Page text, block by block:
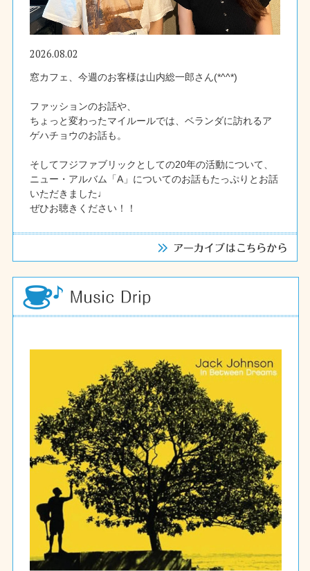
2026.08.02
窓カフェ、今週のお客様は山内総一郎さん(*^^*)
ファッションのお話や、
ちょっと変わったマイルールでは、ベランダに訪れるア
ゲハチョウのお話も。
そしてフジファブリックとしての20年の活動について、
ニュー・アルバム「A」についてのお話もたっぷりとお話
いただきました♩
ぜひお聴きください！！